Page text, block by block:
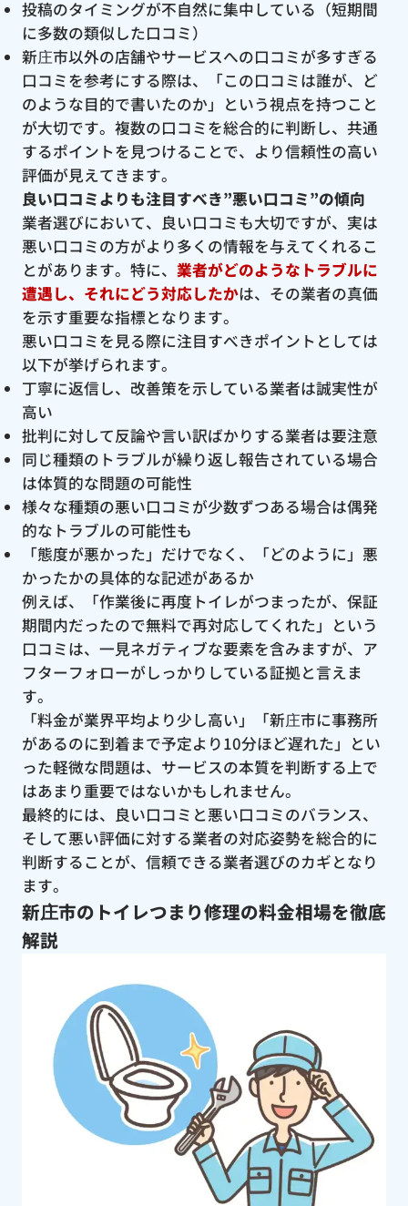
投稿のタイミングが不自然に集中している（短期間
に多数の類似した口コミ）
新庄市以外の店舗やサービスへの口コミが多すぎる
口コミを参考にする際は、「この口コミは誰が、ど
のような目的で書いたのか」という視点を持つこと
が大切です。複数の口コミを総合的に判断し、共通
するポイントを見つけることで、より信頼性の高い
評価が見えてきます。
良い口コミよりも注目すべき”悪い口コミ”の傾向
業者選びにおいて、良い口コミも大切ですが、実は
悪い口コミの方がより多くの情報を与えてくれるこ
とがあります。特に、 業者がどのようなトラブルに
遭遇し、それにどう対応したかは、その業者の真価
を示す重要な指標となります。
悪い口コミを見る際に注目すべきポイントとしては
以下が挙げられます。
丁寧に返信し、改善策を示している業者は誠実性が
高い
批判に対して反論や言い訳ばかりする業者は要注意
同じ種類のトラブルが繰り返し報告されている場合
は体質的な問題の可能性
様々な種類の悪い口コミが少数ずつある場合は偶発
的なトラブルの可能性も
「態度が悪かった」だけでなく、「どのように」悪
かったかの具体的な記述があるか
例えば、「作業後に再度トイレがつまったが、保証
期間内だったので無料で再対応してくれた」という
口コミは、一見ネガティブな要素を含みますが、ア
フターフォローがしっかりしている証拠と言えま
す。
「料金が業界平均より少し高い」「新庄市に事務所
があるのに到着まで予定より10分ほど遅れた」とい
った軽微な問題は、サービスの本質を判断する上で
はあまり重要ではないかもしれません。
最終的には、良い口コミと悪い口コミのバランス、
そして悪い評価に対する業者の対応姿勢を総合的に
判断することが、信頼できる業者選びのカギとなり
ます。
新庄市のトイレつまり修理の料金相場を徹底
解説